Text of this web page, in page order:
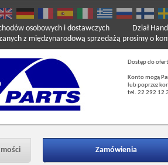
osobowych i dostawczych
z międzynarodową sprzedażą prosimy o
Dział
Dostęp do
Konto mogą
lub poprzez
tel. 22 292 12
Zamówienia